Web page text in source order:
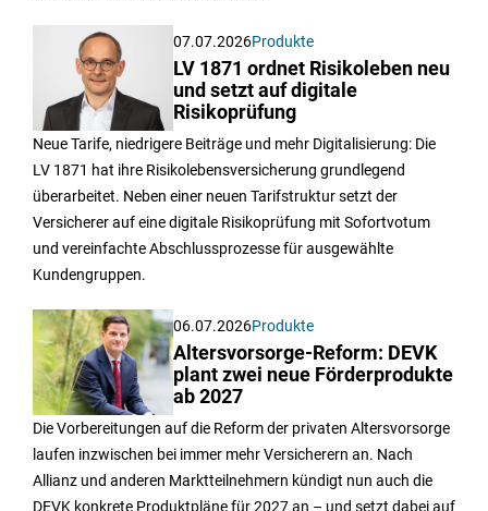
07.07.2026Produkte
LV 1871 ordnet Risikoleben neu
und setzt auf digitale
Risikoprüfung
Neue Tarife, niedrigere Beiträge und mehr Digitalisierung: Die
LV 1871 hat ihre Risikolebensversicherung grundlegend
überarbeitet. Neben einer neuen Tarifstruktur setzt der
Versicherer auf eine digitale Risikoprüfung mit Sofortvotum
und vereinfachte Abschlussprozesse für ausgewählte
Kundengruppen.
06.07.2026Produkte
Altersvorsorge-Reform: DEVK
plant zwei neue Förderprodukte
ab 2027
Die Vorbereitungen auf die Reform der privaten Altersvorsorge
laufen inzwischen bei immer mehr Versicherern an. Nach
Allianz und anderen Marktteilnehmern kündigt nun auch die
DEVK konkrete Produktpläne für 2027 an – und setzt dabei auf